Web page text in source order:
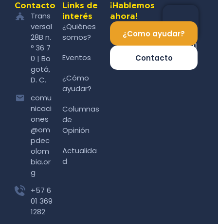
Contacto
Trans
versal
28B n.
º 36 7
0 | Bo
gotá,
D. C.
comu
nicaci
ones
@om
pdec
olom
bia.or
g
+57 6
01 369
1282
Links de
interés
¿Quiénes
somos?
Eventos
¿Cómo
ayudar?
Columnas
de
Opinión
Actualida
d
¡Hablemos
ahora!
¿Como ayudar?
Contacto